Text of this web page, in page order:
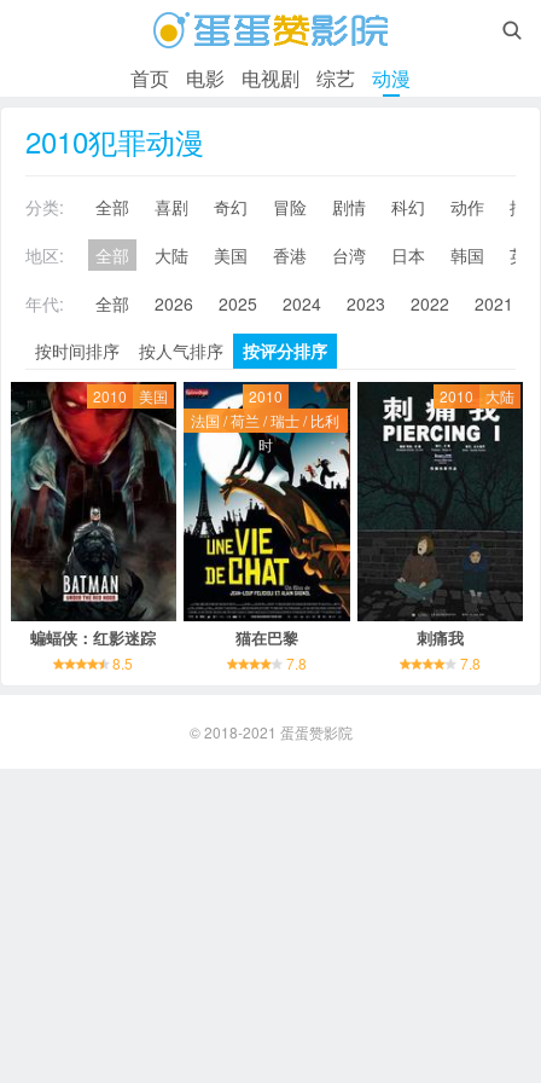

首页 电影 电视剧 综艺 动漫
2010犯罪动漫
分类: 全部 喜剧 奇幻 冒险 剧情 科幻 动作
搞
地区:
全部 大陆 美国 香港 台湾 日本 韩国
英
年代:
全部 2026 2025 2024 2023 2022 2021
按时间排序
按人气排序 按评分排序
2010 美国
蝙蝠侠：红影迷踪
8.5
2010
法国 / 荷兰 / 瑞士 / 比利
时
猫在巴黎
7.8
2010 大陆
刺痛我
7.8
© 2018-2021 蛋蛋赞影院